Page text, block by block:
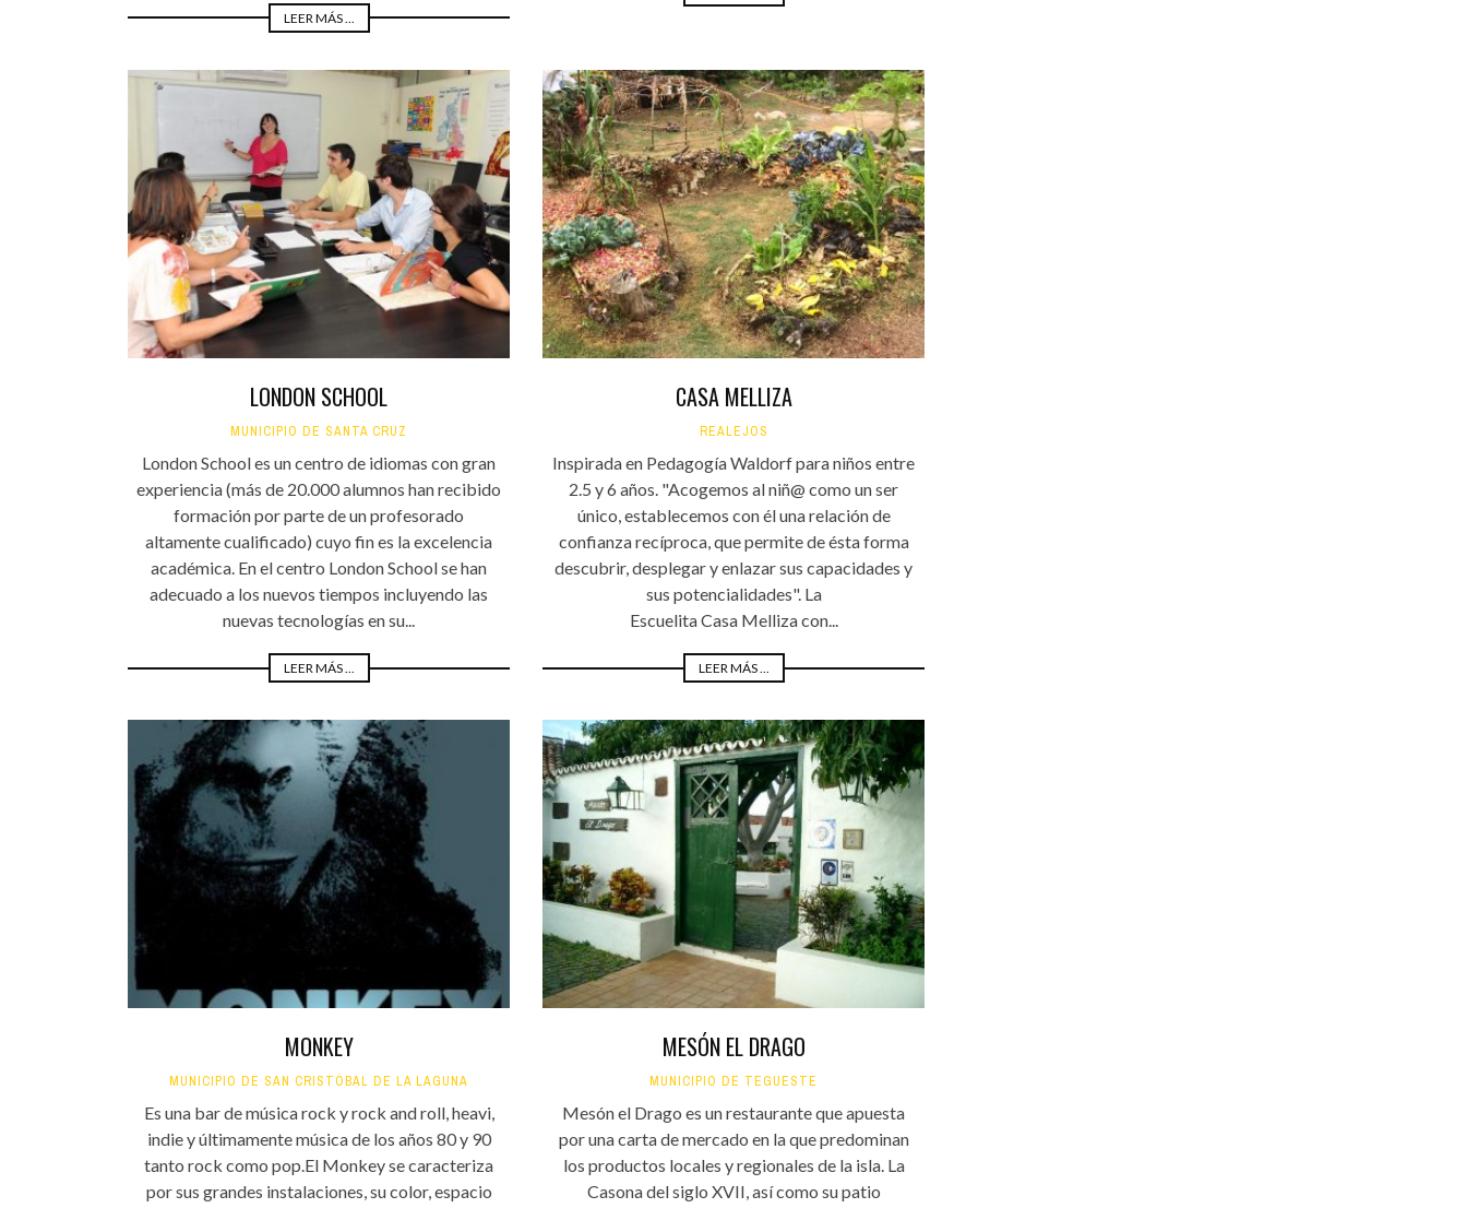
LEER MÁS ...
LONDON SCHOOL
MUNICIPIO DE SANTA CRUZ
London School es un centro de idiomas con gran
experiencia (más de 20.000 alumnos han recibido
formación por parte de un profesorado
altamente cualificado) cuyo fin es la excelencia
académica. En el centro London School se han
adecuado a los nuevos tiempos incluyendo las
nuevas tecnologías en su...
LEER MÁS ...
CASA MELLIZA
REALEJOS
Inspirada en Pedagogía Waldorf para niños entre
2.5 y 6 años. "Acogemos al niñ@ como un ser
único, establecemos con él una relación de
confianza recíproca, que permite de ésta forma
descubrir, desplegar y enlazar sus capacidades y
sus potencialidades". La
Escuelita Casa Melliza con...
LEER MÁS ...
MONKEY
MUNICIPIO DE SAN CRISTÓBAL DE LA LAGUNA
Es una bar de música rock y rock and roll, heavi,
indie y últimamente música de los años 80 y 90
tanto rock como pop.El Monkey se caracteriza
por sus grandes instalaciones, su color, espacio
MESÓN EL DRAGO
MUNICIPIO DE TEGUESTE
Mesón el Drago es un restaurante que apuesta
por una carta de mercado en la que predominan
los productos locales y regionales de la isla. La
Casona del siglo XVII, así como su patio